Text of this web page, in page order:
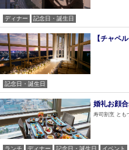
ディナー 記念日・誕生日
【チャペ
記念日・誕生日
婚礼お顔
寿司割烹 とも